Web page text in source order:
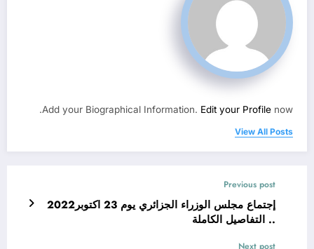
Add your Biographical Information. Edit your Profile now.
View All Posts
Previous post
إجتماع مجلس الوزراء الجزائري يوم 23 اكتوبر2022
.. التفاصيل الكاملة
Next post